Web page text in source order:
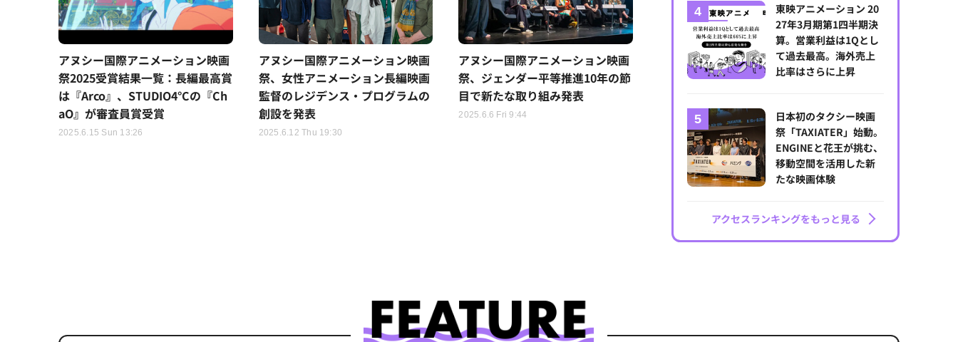
アヌシー国際アニメーション映画
祭2025受賞結果一覧：長編最高賞
は『Arco』、STUDIO4°Cの『Ch
aO』が審査員賞受賞
2025.6.15 Sun 13:26
アヌシー国際アニメーション映画
祭、女性アニメーション長編映画
監督のレジデンス・プログラムの
創設を発表
2025.6.12 Thu 19:30
アヌシー国際アニメーション映画
祭、ジェンダー平等推進10年の節
目で新たな取り組み発表
2025.6.6 Fri 9:44
東映アニメーション 20
27年3月期第1四半期決
算。営業利益は1Qとし
て過去最高。海外売上
比率はさらに上昇
日本初のタクシー映画
祭「TAXIATER」始動。
ENGINEと花王が挑む、
移動空間を活用した新
たな映画体験
アクセスランキングをもっと見る